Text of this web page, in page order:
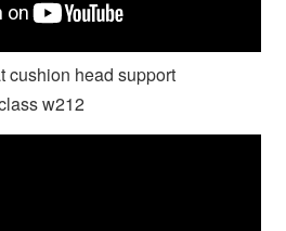
cushion head support
w212